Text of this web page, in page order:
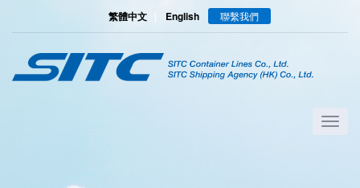
繁體中文| English 聯繫我們